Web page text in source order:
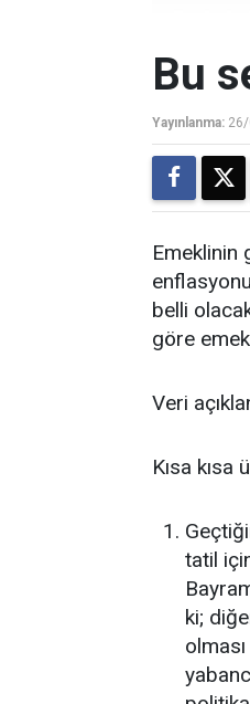
Bu
Yayınlanma:
Emeklinin
belli
göre
Veri
Kısa
tatil
ki;